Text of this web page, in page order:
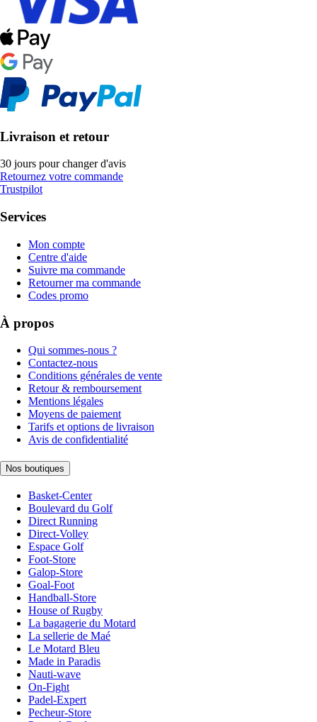
Livraison et retour
30 jours pour changer d'avis
Retournez votre commande
Trustpilot
Services
Mon compte
Centre d'aide
Suivre ma commande
Retourner ma commande
Codes promo
À propos
Qui sommes-nous ?
Contactez-nous
Conditions générales de vente
Retour & remboursement
Mentions légales
Moyens de paiement
Tarifs et options de livraison
Avis de confidentialité
Nos boutiques
Basket-Center
Boulevard du Golf
Direct Running
Direct-Volley
Espace Golf
Foot-Store
Galop-Store
Goal-Foot
Handball-Store
House of Rugby
La bagagerie du Motard
La sellerie de Maé
Le Motard Bleu
Made in Paradis
Nauti-wave
On-Fight
Padel-Expert
Pecheur-Store